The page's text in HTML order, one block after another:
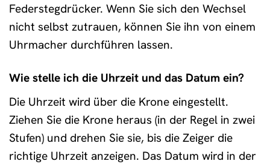
Federstegdrücker. Wenn Sie sich den Wechsel
nicht selbst zutrauen, können Sie ihn von einem
Uhrmacher durchführen lassen.
Wie stelle ich die Uhrzeit und das Datum ein?
Die Uhrzeit wird über die Krone eingestellt.
Ziehen Sie die Krone heraus (in der Regel in zwei
Stufen) und drehen Sie sie, bis die Zeiger die
richtige Uhrzeit anzeigen. Das Datum wird in der